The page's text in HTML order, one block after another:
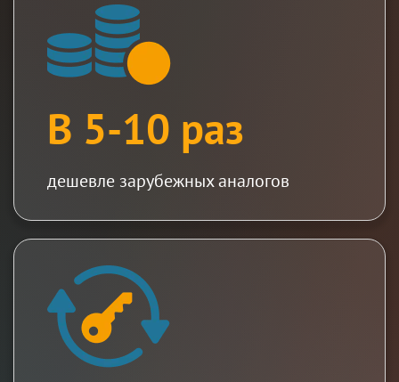
В 5-10 раз
дешевле зарубежных аналогов